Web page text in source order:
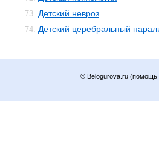
73. Детский невроз
74. Детский церебральный
© Belogurova.ru (помощь